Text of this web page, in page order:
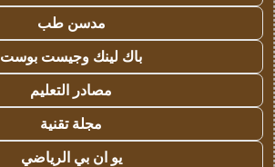
مدسن طب
باك لينك وجيست بوست
مصادر التعليم
مجلة تقنية
يو ان بي الرياضي